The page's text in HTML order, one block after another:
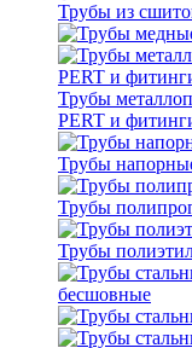
Трубы из
Трубы
PERT и
Трубы
Трубы
Трубы
бесшовные